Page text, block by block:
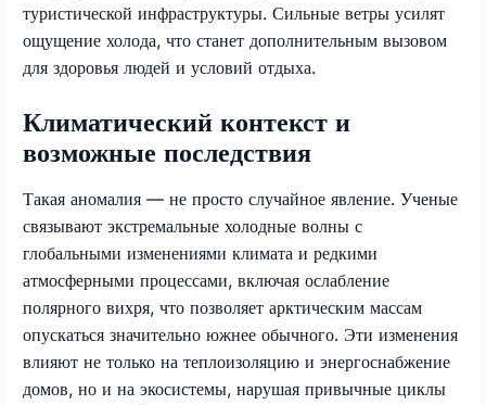
туристической инфраструктуры. Сильные ветры усилят
ощущение холода, что станет дополнительным вызовом
для здоровья людей и условий отдыха.
Климатический контекст и
возможные последствия
Такая аномалия — не просто случайное явление. Ученые
связывают экстремальные холодные волны с
глобальными изменениями климата и редкими
атмосферными процессами, включая ослабление
полярного вихря, что позволяет арктическим массам
опускаться значительно южнее обычного. Эти изменения
влияют не только на теплоизоляцию и энергоснабжение
домов, но и на экосистемы, нарушая привычные циклы